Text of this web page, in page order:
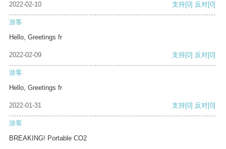
2022-02-10 支持[0] 反对[0]
游客
Hello, Greetings fr
2022-02-09 支持[0] 反对[0]
游客
Hello, Greetings fr
2022-01-31 支持[0] 反对[0]
游客
BREAKING! Portable CO2